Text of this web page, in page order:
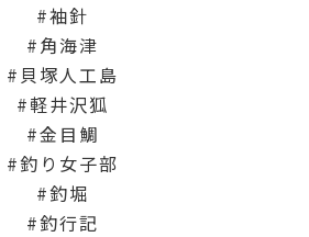
袖針
角海津
貝塚人工島
軽井沢狐
金目鯛
釣り女子部
釣堀
釣行記